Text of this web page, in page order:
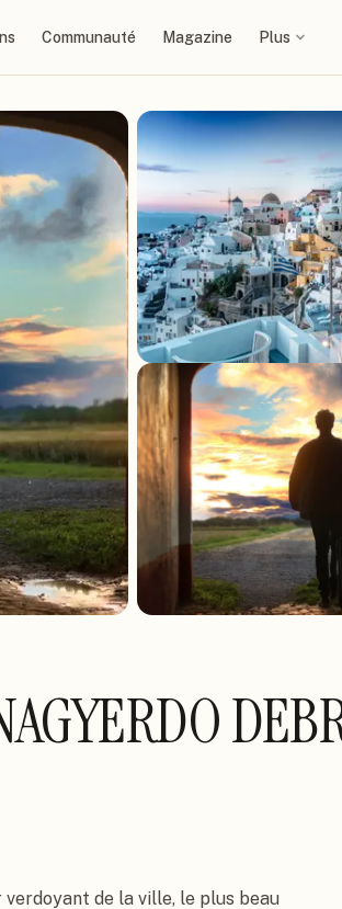
Communauté Magazine Plus
de la ville, le plus beau